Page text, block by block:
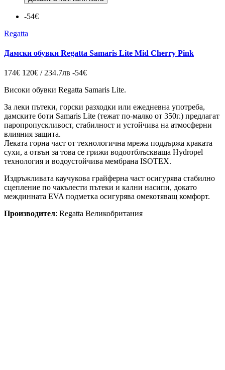
-54€
Regatta
Дамски обувки Regatta Samaris Lite Mid Cherry Pink
174€ 120€ / 234.7лв -54€
Високи обувки Regatta Samaris Lite.
За леки пътеки, горски разходки или ежедневна употреба,
дамските боти Samaris Lite (тежат по-малко от 350г.) предлагат
паропропускливост, стабилност и устойчива на атмосферни
влияния защита.
Леката горна част от технологична мрежа поддържа краката
сухи, а отвън за това се грижи водоотблъскваща Hydropel
технология и водоустойчива мембрана ISOTEX.
Издръжливата каучукова грайферна част осигурява стабилно
сцепление по чакълести пътеки и кални насипи, докато
междинната EVA подметка осигурява омекотяващ комфорт.
Производител: Regatta Великобритания